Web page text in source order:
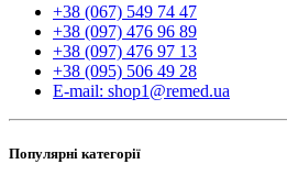
+38 (067) 549 74 47
+38 (097) 476 96 89
+38 (097) 476 97 13
+38 (095) 506 49 28
E-mail: shop1@remed.ua
Популярні категорії